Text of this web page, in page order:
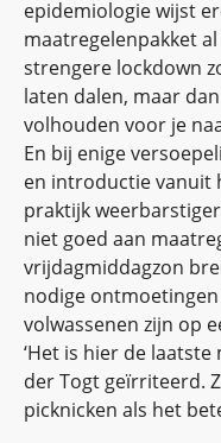
epidemiologie wijst
maatregelenpakket al
strengere lockdown
laten dalen, maar
volhouden voor je
En bij enige
en introductie vanuit
praktijk
niet goed aan
vrijdagmiddagzon
nodige
volwassenen zijn op
‘Het is hier de laatste
der Togt geïrriteerd.
picknicken als het